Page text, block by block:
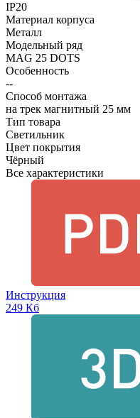
IP20
Материал корпуса
Металл
Модельный ряд
MAG 25 DOTS
Особенность
--
Способ монтажа
на трек магнитный 25 мм
Тип товара
Светильник
Цвет покрытия
Чёрный
Все характеристики
Инструкция
249 Кб